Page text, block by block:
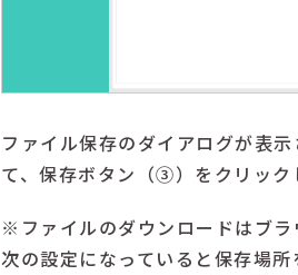
ファイル保存のダイアログが表
て、保存ボタン（③）をクリック
※ファイルのダウンロードはブラ
次の設定になっていると保存場